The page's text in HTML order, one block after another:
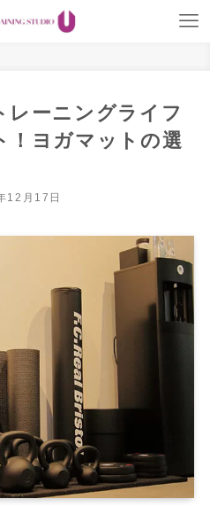
レーニングライフ
！ヨガマットの選
12月17日